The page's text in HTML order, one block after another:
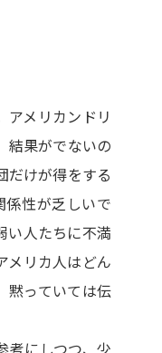
ール全国一斉進学調査
学問発見
で学びたい学問発見
ミニ講義「夢ナビ講義」
アメリカンドリ
結果がでないの
だけが得をする
性が乏しいで
い人たちに不満
メリカ人はどん
黙っていては伝
考にしつつ、少